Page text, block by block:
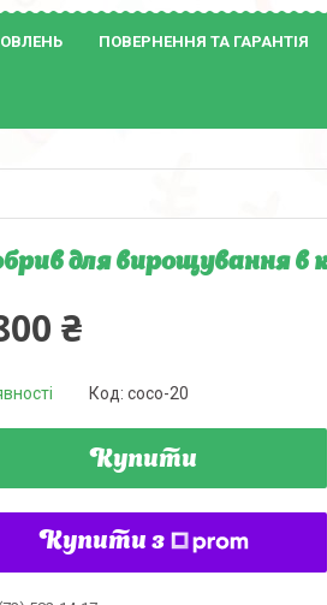
ПОВЕРНЕННЯ ТА ГАРАНТІЯ
для вирощування в
₴
Код: coco-20
Купити
Купити з